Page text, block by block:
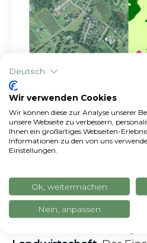
MRV soll
Letztendlich istMRV
Deutsch
Wir verwenden Cookies
Wir können diese zur Analyse unserer
unsere Webseite zu verbessern,
Ihnen ein großartiges Webseiten-
Informationen zu den von uns
Einstellungen.
Ok, weitermachen
Nein, anpassen